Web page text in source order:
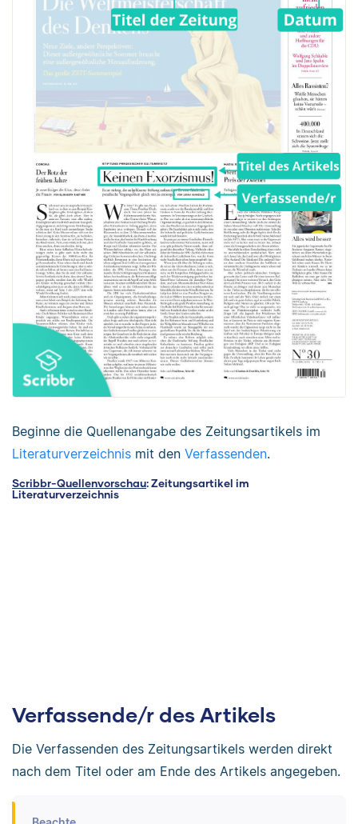
Beginne die Quellenangabe des Zeitungsartikels im
Literaturverzeichnis mit den Verfassenden.
Scribbr-Quellenvorschau: Zeitungsartikel im
Literaturverzeichnis
Verfassende/r des Artikels
Die Verfassenden des Zeitungsartikels werden direkt
nach dem Titel oder am Ende des Artikels angegeben.